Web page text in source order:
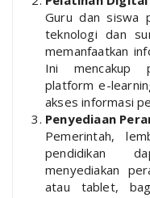
Guru dan siswa
teknologi dan
memanfaatkan
Ini mencakup
platform e-
akses informasi
Penyediaan
Pemerintah,
pendidikan
menyediakan
atau tablet,